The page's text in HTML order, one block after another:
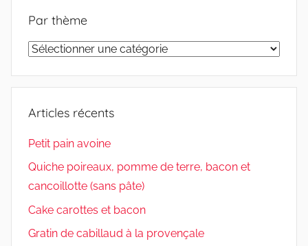
Par thème
Par
Articles récents
Petit pain avoine
Quiche poireaux, pomme de terre, bacon et
cancoillotte (sans pâte)
Cake carottes et bacon
Gratin de cabillaud à la provençale